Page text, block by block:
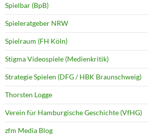
Spielbar (BpB)
Spieleratgeber NRW
Spielraum (FH Köln)
Stigma Videospiele (Medienkritik)
Strategie Spielen (DFG / HBK Braunschweig)
Thorsten Logge
Verein für Hamburgische Geschichte (VfHG)
zfm Media Blog